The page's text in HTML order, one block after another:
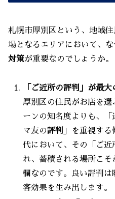
札幌市厚別区という、地域
場となるエリアにおいて、な
対策が重要なのでしょうか。
「ご近所の評判」が最
厚別区の住民がお店を
ーンの知名度よりも、
マ友の評判 」を重視す
代において、その「ご近
れ、蓄積される場所こ
欄なのです。良い評判
客効果を生み出します。